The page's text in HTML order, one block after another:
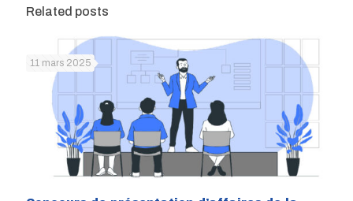
Related posts
11 mars 2025